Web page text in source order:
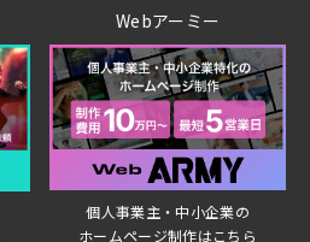
Webアーミー
個人事業主・中小企業の
ホームページ制作はこちら